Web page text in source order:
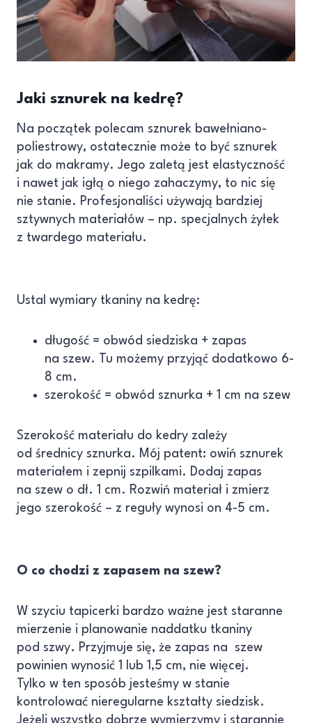
Jaki sznurek na kedrę?
Na początek polecam sznurek bawełniano-
poliestrowy, ostatecznie może to być sznurek
jak do makramy. Jego zaletą jest elastyczność
i nawet jak igłą o niego zahaczymy, to nic się
nie stanie. Profesjonaliści używają bardziej
sztywnych materiałów – np. specjalnych żyłek
z twardego materiału.
Ustal wymiary tkaniny na kedrę:
długość = obwód siedziska + zapas
na szew. Tu możemy przyjąć dodatkowo 6-
8 cm.
szerokość = obwód sznurka + 1 cm na szew
Szerokość materiału do kedry zależy
od średnicy sznurka. Mój patent: owiń sznurek
materiałem i zepnij szpilkami. Dodaj zapas
na szew o dł. 1 cm. Rozwiń materiał i zmierz
jego szerokość – z reguły wynosi on 4-5 cm.
O co chodzi z zapasem na szew?
W szyciu tapicerki bardzo ważne jest staranne
mierzenie i planowanie naddatku tkaniny
pod szwy. Przyjmuje się, że zapas na szew
powinien wynosić 1 lub 1,5 cm, nie więcej.
Tylko w ten sposób jesteśmy w stanie
kontrolować nieregularne kształty siedzisk.
Jeżeli wszystko dobrze wymierzymy i starannie